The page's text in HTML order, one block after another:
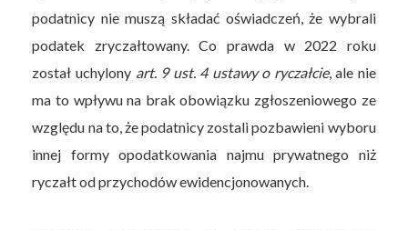
podatnicy nie muszą składać oświadczeń, że wybrali
podatek zryczałtowany. Co prawda w 2022 roku
został uchylony art. 9 ust. 4 ustawy o ryczałcie, ale nie
ma to wpływu na brak obowiązku zgłoszeniowego ze
względu na to, że podatnicy zostali pozbawieni wyboru
innej formy opodatkowania najmu prywatnego niż
ryczałt od przychodów ewidencjonowanych.